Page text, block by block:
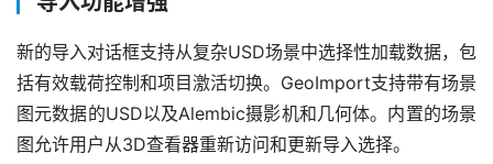
新的导入对话框支持从复杂USD场景中选择性加载数据，包
括有效载荷控制和项目激活切换。GeoImport支持带有场景
图元数据的USD以及Alembic摄影机和几何体。内置的场景
图允许用户从3D查看器重新访问和更新导入选择。